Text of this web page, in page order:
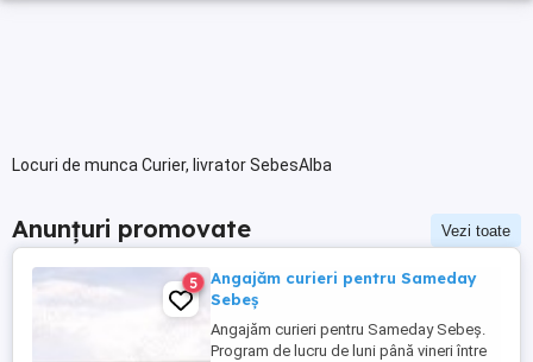
Locuri de munca Curier, livrator SebesAlba
Anunțuri promovate Vezi toate
5
Angajăm curieri pentru Sameday
Sebeș
Angajăm curieri pentru Sameday Sebeș.
Program de lucru de luni până vineri între